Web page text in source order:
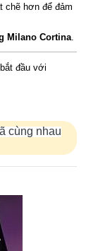
chẽ hơn để đảm
Milano Cortina
đầu với
cùng nhau